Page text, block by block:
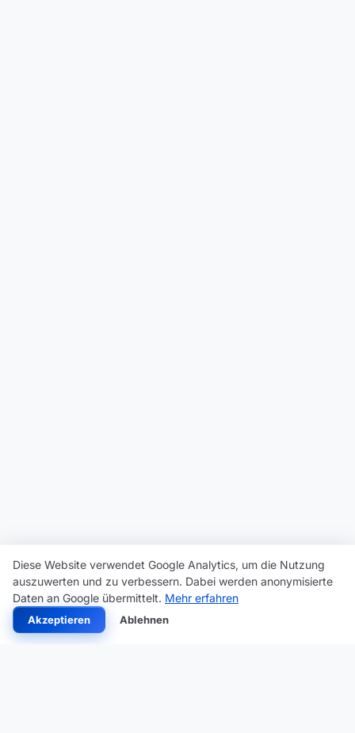
Diese Website verwendet Google Analytics, um die Nutzung
auszuwerten und zu verbessern. Dabei werden anonymisierte
Daten an Google übermittelt. Mehr erfahren
Akzeptieren Ablehnen